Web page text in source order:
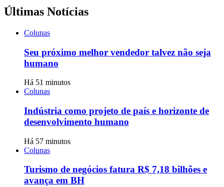
Últimas Notícias
Colunas
Seu próximo melhor vendedor talvez não seja
humano
Há 51 minutos
Colunas
Indústria como projeto de país e horizonte de
desenvolvimento humano
Há 57 minutos
Colunas
Turismo de negócios fatura R$ 7,18 bilhões e
avança em BH